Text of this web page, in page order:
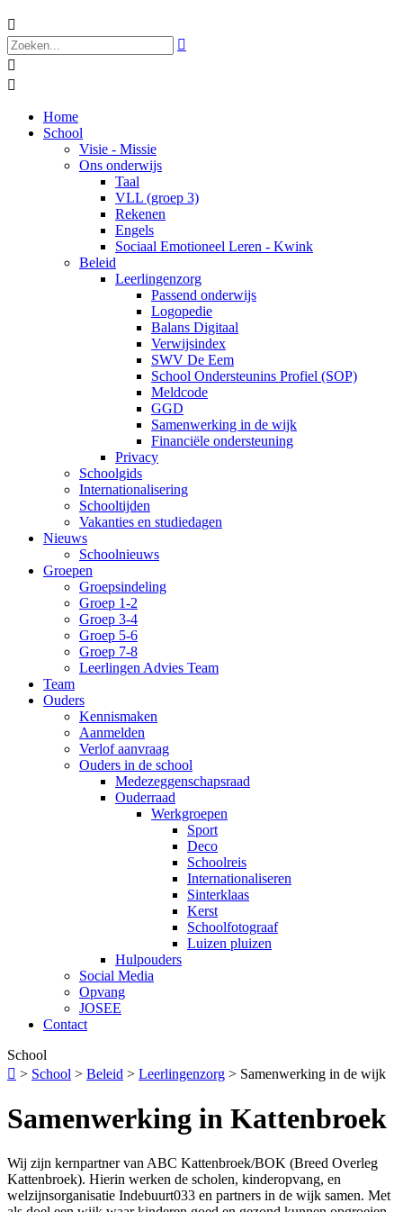




Home
School
Visie - Missie
Ons onderwijs
Taal
VLL (groep 3)
Rekenen
Engels
Sociaal Emotioneel Leren - Kwink
Beleid
Leerlingenzorg
Passend onderwijs
Logopedie
Balans Digitaal
Verwijsindex
SWV De Eem
School Ondersteunins Profiel (SOP)
Meldcode
GGD
Samenwerking in de wijk
Financiële ondersteuning
Privacy
Schoolgids
Internationalisering
Schooltijden
Vakanties en studiedagen
Nieuws
Schoolnieuws
Groepen
Groepsindeling
Groep 1-2
Groep 3-4
Groep 5-6
Groep 7-8
Leerlingen Advies Team
Team
Ouders
Kennismaken
Aanmelden
Verlof aanvraag
Ouders in de school
Medezeggenschapsraad
Ouderraad
Werkgroepen
Sport
Deco
Schoolreis
Internationaliseren
Sinterklaas
Kerst
Schoolfotograaf
Luizen pluizen
Hulpouders
Social Media
Opvang
JOSEE
Contact
School
 > School > Beleid > Leerlingenzorg > Samenwerking in de wijk
Samenwerking in Kattenbroek
Wij zijn kernpartner van ABC Kattenbroek/BOK (Breed Overleg
Kattenbroek). Hierin werken de scholen, kinderopvang, en
welzijnsorganisatie Indebuurt033 en partners in de wijk samen. Met